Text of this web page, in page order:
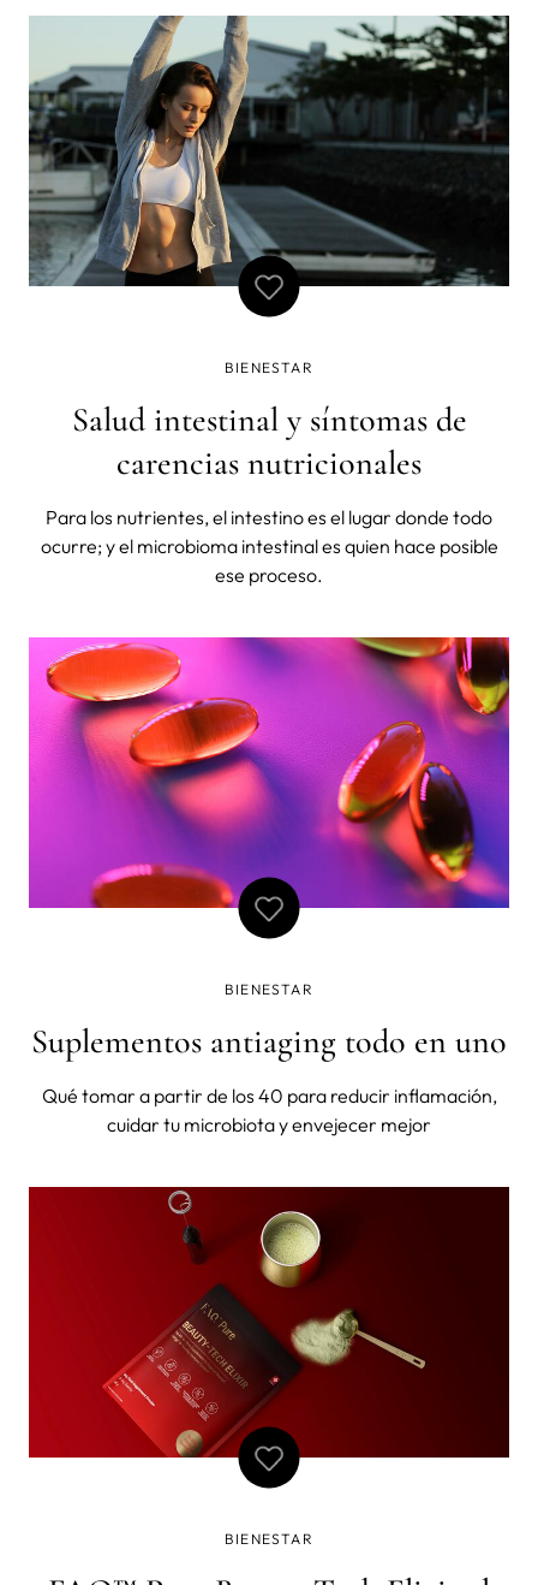
BIENESTAR
Salud intestinal y síntomas de
carencias nutricionales
Para los nutrientes, el intestino es el lugar donde todo
ocurre; y el microbioma intestinal es quien hace posible
ese proceso.
BIENESTAR
Suplementos antiaging todo en uno
Qué tomar a partir de los 40 para reducir inflamación,
cuidar tu microbiota y envejecer mejor
BIENESTAR